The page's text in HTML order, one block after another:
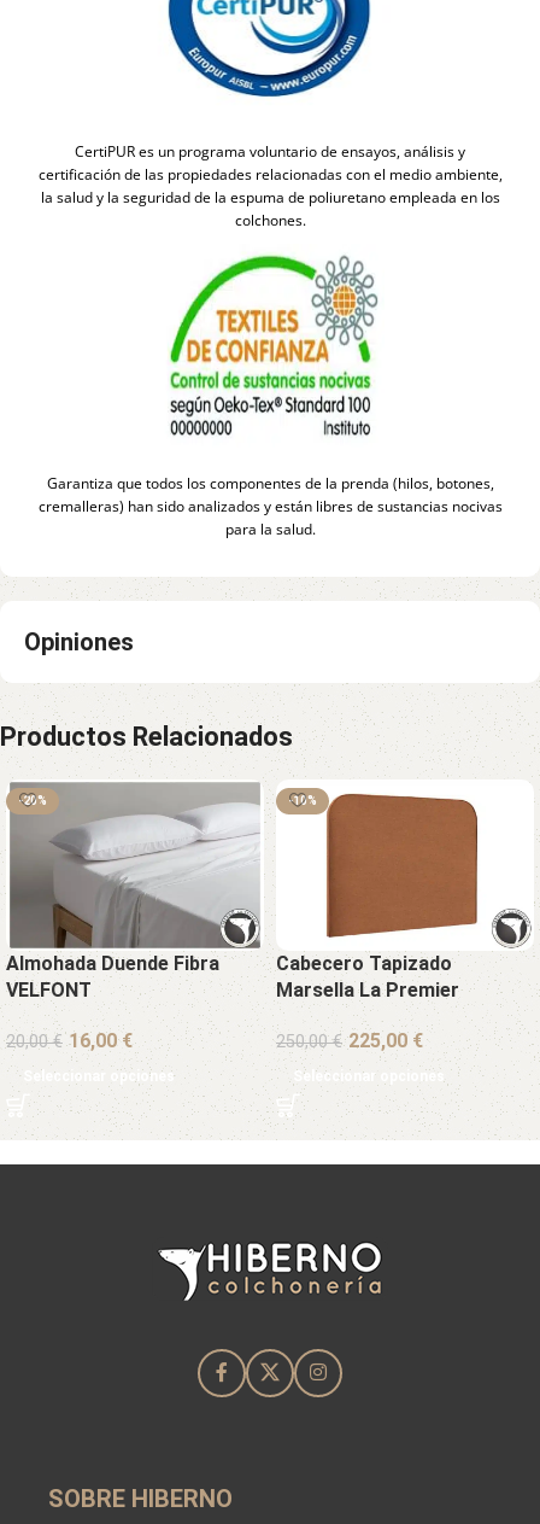
CertiPUR es un programa voluntario de ensayos, análisis y
certificación de las propiedades relacionadas con el medio ambiente,
la salud y la seguridad de la espuma de poliuretano empleada en los
colchones.
Garantiza que todos los componentes de la prenda (hilos, botones,
cremalleras) han sido analizados y están libres de sustancias nocivas
para la salud.
Opiniones
Productos Relacionados
-20%
Almohada Duende Fibra
VELFONT
20,00€ €
Seleccionar opciones
-10%
Cabecero Tapizado
Marsella La Premier
250,00€ €
Seleccionar opciones
SOBRE HIBERNO